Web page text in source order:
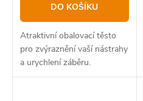
DO KOŠÍKU
Atraktivní obalovací těsto
pro zvýraznění vaší nástrahy
a urychlení záběru.